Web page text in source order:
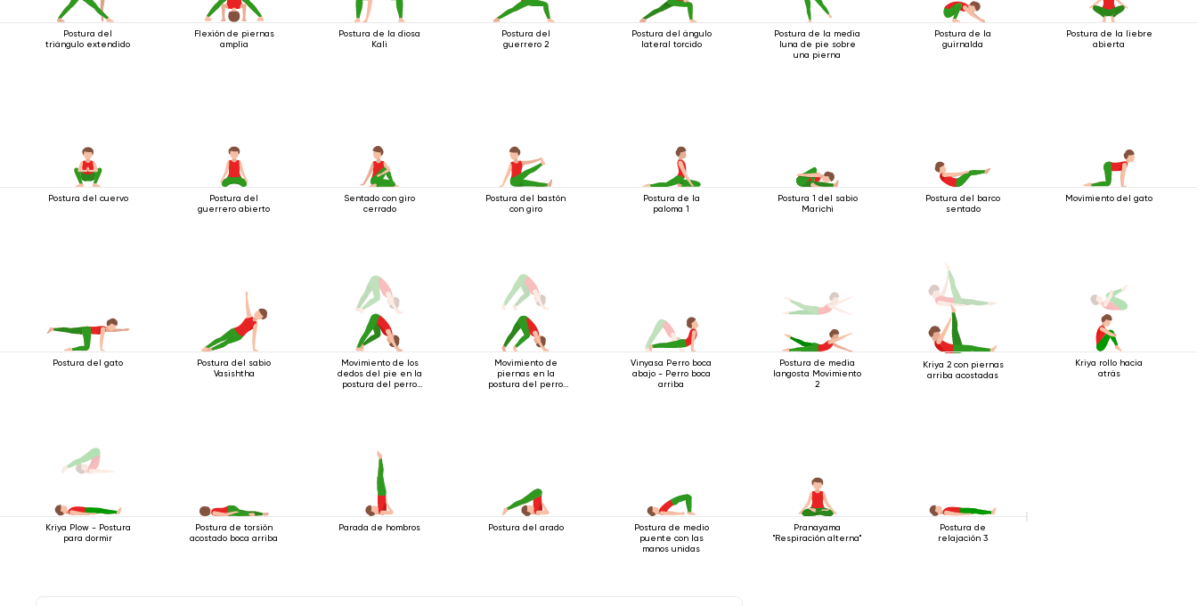
Postura del
triángulo extendido
Flexión de piernas
amplia
Postura de la diosa
Kali
Postura del
guerrero 2
Postura del ángulo
lateral torcido
Postura de la media
luna de pie sobre
una pierna
Postura de la
guirnalda
Postura de la liebre
abierta
Postura del cuervo
Postura del
guerrero abierto
Sentado con giro
cerrado
Postura del bastón
con giro
Postura de la
paloma 1
Postura 1 del sabio
Marichi
Postura del barco
sentado
Movimiento del gato
Postura del gato
Postura del sabio
Vasishtha
Movimiento de los
dedos del pie en la
postura del perro
Movimiento de
piernas en la
postura del perro
Vinyasa Perro boca
abajo - Perro boca
arriba
Postura de media
langosta Movimiento
2
Kriya 2 con piernas
arriba acostadas
Kriya rollo hacia
atrás
Kriya Plow - Postura
para dormir
Postura de torsión
acostado boca arriba
Parada de hombros Postura del arado
Postura de medio
puente con las
manos unidas
Pranayama
"Respiración alterna"
Postura de
relajación 3